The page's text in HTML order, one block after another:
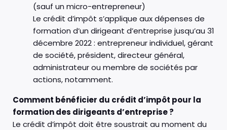
(sauf un micro-entrepreneur)
Le crédit d’impôt s’applique aux dépenses de
formation d’un dirigeant d’entreprise jusqu’au 31
décembre 2022 : entrepreneur individuel, gérant
de société, président, directeur général,
administrateur ou membre de sociétés par
actions, notamment.
Comment bénéficier du crédit d’impôt pour la
formation des dirigeants d’entreprise ?
Le crédit d’impôt doit être soustrait au moment du